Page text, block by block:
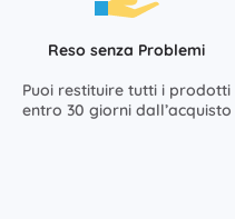
Reso senza Problemi
Puoi restituire tutti i prodotti
entro 30 giorni dall’acquisto